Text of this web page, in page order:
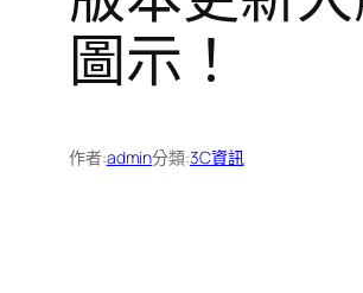
圖示！
作者:admin分類:3C資訊